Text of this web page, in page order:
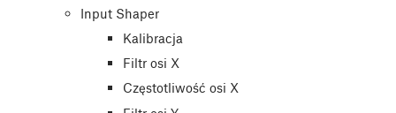
Input Shaper
Kalibracja
Filtr osi X
Częstotliwość osi X